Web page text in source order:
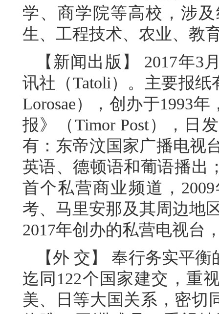
学、商学院等高校，涉
生、工程技术、农业、教
【新闻出版】 2017年
讯社（Tatoli）。主要报纸
Lorosae），创办于1993
报》（Timor Post），日
有：东帝汶国家广播电视
英语、德顿语和葡语播出
首个私营商业频道，
考、马里安那及其周边地
2017年创办的私营电视台
【外 交】 奉行务实平
迄同122个国家建交，重
美、日等大国关系，密切